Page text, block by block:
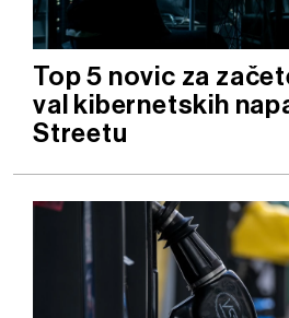
Top 5 novic za
val kibernetskih
Streetu